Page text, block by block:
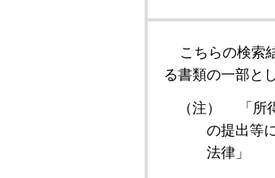
こちらの検索
る書類の一部と
（注）
「
の提出等
法律」